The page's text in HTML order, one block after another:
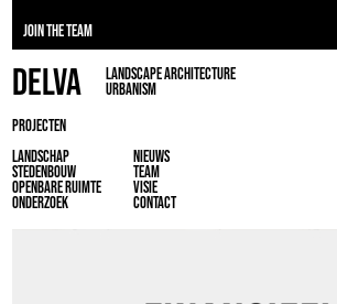
JOIN THE TEAM
DELVA
LANDSCAPE ARCHITECTURE
URBANISM
PROJECTEN
LANDSCHAP
STEDENBOUW
OPENBARE RUIMTE
ONDERZOEK
NIEUWS
TEAM
VISIE
CONTACT